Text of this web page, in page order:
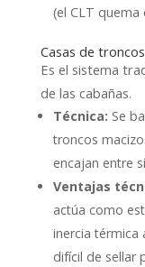
(el CLT
Casas de
Es el sistema
de las cabañas.
Técnica: Se
troncos
encajan entre
Ventajas
actúa como
inercia térmica
difícil de sellar